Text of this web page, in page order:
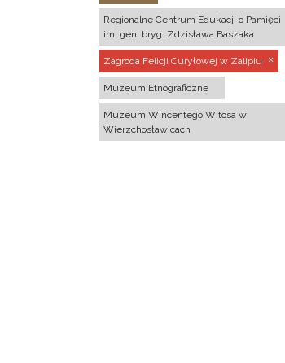
Regionalne Centrum Edukacji o Pamięci
im. gen. bryg. Zdzisława Baszaka
Zagroda Felicji Curyłowej w Zalipiu
Muzeum Etnograficzne
Muzeum Wincentego Witosa w
Wierzchosławicach